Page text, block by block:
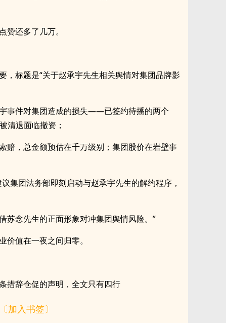
赞还多了几万。
，标题是“关于赵承宇先生相关舆情对集团品牌影
事件对集团造成的损失——已签约待播的两个
清退面临撤资；
赔，总金额预估在千万级别；集团股价在岩壁事
集团法务部即刻启动与赵承宇先生的解约程序，
苏念先生的正面形象对冲集团舆情风险。”
价值在一夜之间归零。
措辞仓促的声明，全文只有四行
〔加入书签〕